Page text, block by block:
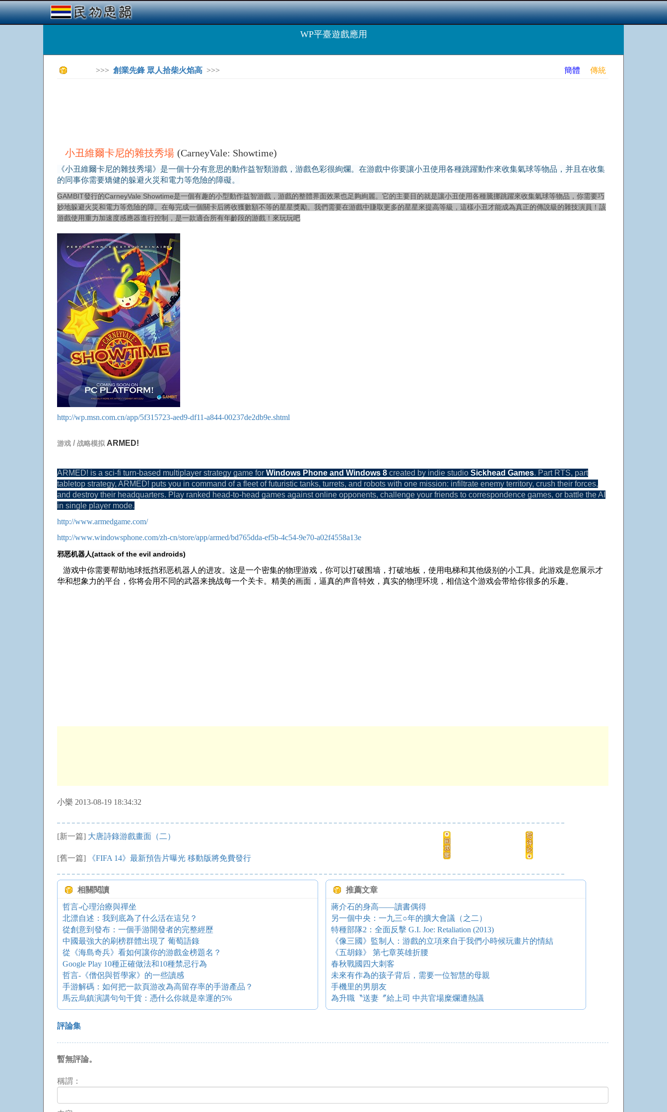
WP平臺遊戲應用
>>> 創業先鋒 眾人拾柴火焰高 >>> 簡體 傳統
小丑維爾卡尼的雜技秀場 (CarneyVale: Showtime)
《小丑維爾卡尼的雜技秀場》是一個十分有意思的動作益智類游戲，游戲色彩很絢爛。在游戲中你要讓小丑使用各種跳躍動作來收集氣球等物品，并且在收集
的同事你需要矯健的躲避火災和電力等危險的障礙。
GAMBIT發行的CarneyVale Showtime是一個有趣的小型動作益智游戲，游戲的整體界面效果也足夠絢麗。它的主要目的就是讓小丑使用各種騰挪跳躍來收集氣球等物品，你需要巧
妙地躲避火災和電力等危險的障。在每完成一個關卡后將收獲數額不等的星星獎勵。我們需要在游戲中賺取更多的星星來提高等級，這樣小丑才能成為真正的傳說級的雜技演員！該
游戲使用重力加速度感應器進行控制，是一款適合所有年齡段的游戲！來玩玩吧
http://wp.msn.com.cn/app/5f315723-aed9-df11-a844-00237de2db9e.shtml
游戏 / 战略模拟 ARMED!
ARMED! is a sci-fi turn-based multiplayer strategy game for Windows Phone and Windows 8 created by indie studio Sickhead Games. Part RTS, part
tabletop strategy, ARMED! puts you in command of a fleet of futuristic tanks, turrets, and robots with one mission: infiltrate enemy territory, crush their forces,
and destroy their headquarters. Play ranked head-to-head games against online opponents, challenge your friends to correspondence games, or battle the AI
in single player mode.
http://www.armedgame.com/
http://www.windowsphone.com/zh-cn/store/app/armed/bd765dda-ef5b-4c54-9e70-a02f4558a13e
邪恶机器人(attack of the evil androids)
游戏中你需要帮助地球抵挡邪恶机器人的进攻。这是一个密集的物理游戏，你可以打破围墙，打破地板，使用电梯和其他级别的小工具。此游戏是您展示才
华和想象力的平台，你将会用不同的武器来挑战每一个关卡。精美的画面，逼真的声音特效，真实的物理环境，相信这个游戏会带给你很多的乐趣。
小樂 2013-08-19 18:34:32
[新一篇] 大唐詩錄游戲畫面（二）
[舊一篇] 《FIFA 14》最新預告片曝光 移動版將免費發行
相關閱讀
哲言-心理治療與禪坐
北漂自述：我到底為了什么活在這兒？
從創意到發布：一個手游開發者的完整經歷
中國最強大的刷榜群體出現了 葡萄語錄
從《海島奇兵》看如何讓你的游戲金榜題名？
Google Play 10種正確做法和10種禁忌行為
哲言-《僧侶與哲學家》的一些讀感
手游解碼：如何把一款頁游改為高留存率的手游產品？
馬云烏鎮演講句句干貨：憑什么你就是幸運的5%
推薦文章
蔣介石的身高――讀書偶得
另一個中央：一九三○年的擴大會議（之二）
特種部隊2：全面反擊 G.I. Joe: Retaliation (2013)
《像三國》監制人：游戲的立項來自于我們小時候玩畫片的情結
《五胡錄》 第七章英雄折腰
春秋戰國四大刺客
未來有作為的孩子背后，需要一位智慧的母親
手機里的男朋友
為升職〝送妻〞給上司 中共官場糜爛遭熱議
評論集
暫無評論。
稱謂：